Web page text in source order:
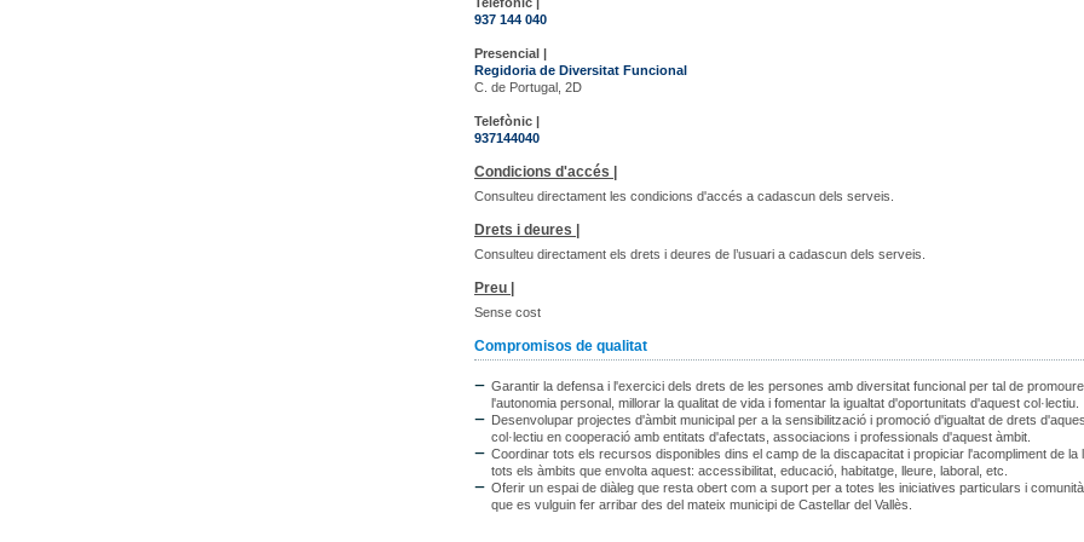
937 144 040
Presencial |
Regidoria de Diversitat Funcional
C. de Portugal, 2D
Telefònic |
937144040
Condicions d'accés |
Consulteu directament les condicions d'accés a cadascun dels serveis.
Drets i deures |
Consulteu directament els drets i deures de l’usuari a cadascun dels serveis.
Preu |
Sense cost
Compromisos de qualitat
Garantir la defensa i l'exercici dels drets de les persones amb diversitat funcional per tal de promoure
l'autonomia personal, millorar la qualitat de vida i fomentar la igualtat d'oportunitats d'aquest col·lectiu.
Desenvolupar projectes d'àmbit municipal per a la sensibilització i promoció d'igualtat de drets
col·lectiu en cooperació amb entitats d'afectats, associacions i professionals d'aquest àmbit.
Coordinar tots els recursos disponibles dins el camp de la discapacitat i propiciar l'acompliment de la
tots els àmbits que envolta aquest: accessibilitat, educació, habitatge, lleure, laboral, etc.
Oferir un espai de diàleg que resta obert com a suport per a totes les iniciatives particulars i
que es vulguin fer arribar des del mateix municipi de Castellar del Vallès.